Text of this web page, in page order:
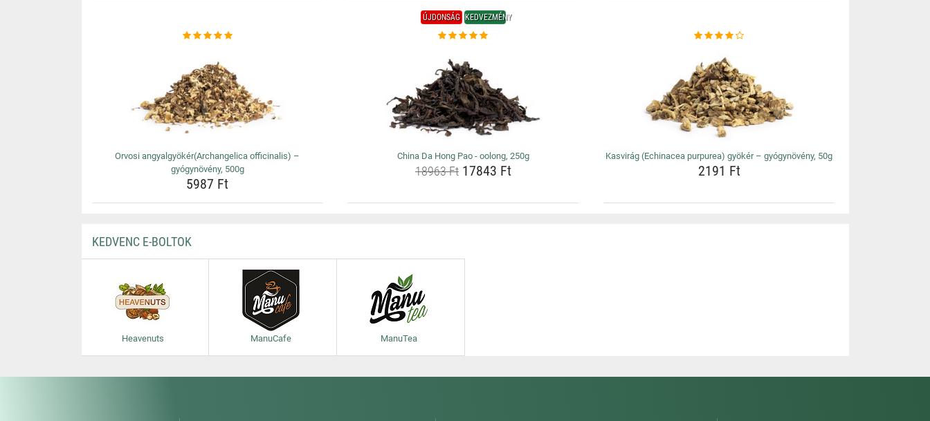
Orvosi angyalgyökér(Archangelica officinalis) –
gyógynövény, 500g
5987 Ft
ÚJDONSÁG KEDVEZMÉNY
China Da Hong Pao - oolong, 250g
18963 Ft17843 Ft
Kasvirág (Echinacea purpurea) gyökér – gyógynövény, 50g
2191 Ft
KEDVENC E-BOLTOK
Heavenuts ManuCafe ManuTea